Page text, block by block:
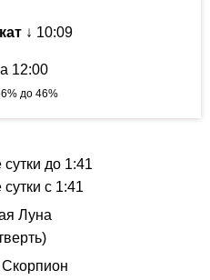
↓ 10:09
12:00
до 46%
до 1:41
с 1:41
Луна
Скорпион